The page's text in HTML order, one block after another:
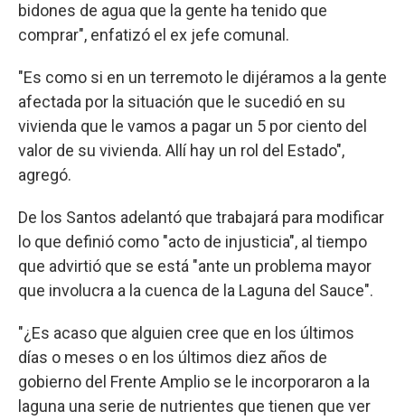
bidones de agua que la gente ha tenido que
comprar", enfatizó el ex jefe comunal.
"Es como si en un terremoto le dijéramos a la gente
afectada por la situación que le sucedió en su
vivienda que le vamos a pagar un 5 por ciento del
valor de su vivienda. Allí hay un rol del Estado",
agregó.
De los Santos adelantó que trabajará para modificar
lo que definió como "acto de injusticia", al tiempo
que advirtió que se está "ante un problema mayor
que involucra a la cuenca de la Laguna del Sauce".
"¿Es acaso que alguien cree que en los últimos
días o meses o en los últimos diez años de
gobierno del Frente Amplio se le incorporaron a la
laguna una serie de nutrientes que tienen que ver